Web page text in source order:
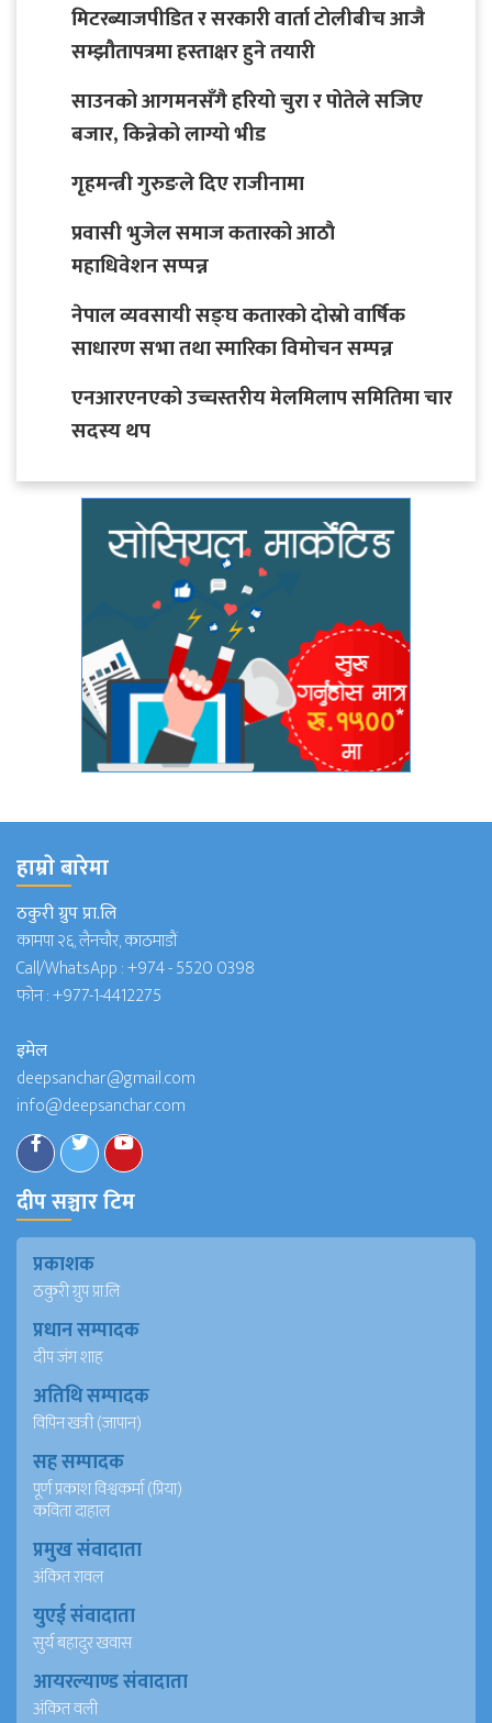
मिटरब्याजपीडित र सरकारी वार्ता टोलीबीच आजै
सम्झौतापत्रमा हस्ताक्षर हुने तयारी
साउनको आगमनसँगै हरियो चुरा र पोतेले सजिए
बजार, किन्नेको लाग्यो भीड
गृहमन्त्री गुरुङले दिए राजीनामा
प्रवासी भुजेल समाज कतारको आठाै
महाधिवेशन सप्पन्न
नेपाल व्यवसायी सङ्घ कतारको दोस्रो वार्षिक
साधारण सभा तथा स्मारिका विमोचन सम्पन्न
एनआरएनएको उच्चस्तरीय मेलमिलाप समितिमा चार
सदस्य थप
हाम्राे बारेमा
ठकुरी ग्रुप प्रा.लि
कामपा २६, लैनचौर, काठमाडौं
Call/WhatsApp :+974 - 5520 0398
फोन :+977-1-4412275
इमेल
deepsanchar@gmail.com
info@deepsanchar.com
दीप सञ्चार टिम
प्रकाशक
ठकुरी ग्रुप प्रा.लि
प्रधान सम्पादक
दीप जंग शाह
अतिथि सम्पादक
विपिन खत्री (जापान)
सह सम्पादक
पूर्ण प्रकाश विश्वकर्मा (प्रिया)
कविता दाहाल
प्रमुख संवादाता
अंकित रावल
युएई संवादाता
सुर्य बहादुर खवास
आयरल्याण्ड संवादाता
अंकित वली